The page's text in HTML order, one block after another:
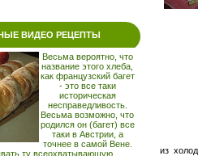
ВИДЕО РЕЦЕПТЫ
Весьма вероятно, что
название этого хлеба,
как французский багет
- это все таки
историческая
несправедливость.
Весьма возможно, что
родился он (багет) все
таки в Австрии, а
точнее в самой Вене.
ту всеохватывающую
из